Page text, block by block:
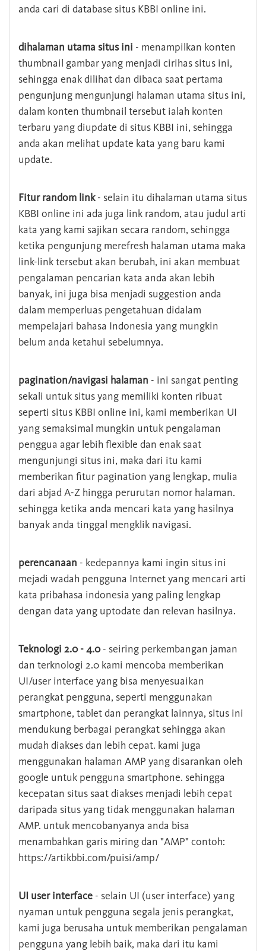
anda cari di database situs KBBI online ini.
dihalaman utama situs ini - menampilkan konten
thumbnail gambar yang menjadi cirihas situs ini,
sehingga enak dilihat dan dibaca saat pertama
pengunjung mengunjungi halaman utama situs ini,
dalam konten thumbnail tersebut ialah konten
terbaru yang diupdate di situs KBBI ini, sehingga
anda akan melihat update kata yang baru kami
update.
Fitur random link- selain itu dihalaman utama situs
KBBI online ini ada juga link random, atau judul arti
kata yang kami sajikan secara random, sehingga
ketika pengunjung merefresh halaman utama maka
link-link tersebut akan berubah, ini akan membuat
pengalaman pencarian kata anda akan lebih
banyak, ini juga bisa menjadi suggestion anda
dalam memperluas pengetahuan didalam
mempelajari bahasa Indonesia yang mungkin
belum anda ketahui sebelumnya.
pagination/navigasi halaman - ini sangat penting
sekali untuk situs yang memiliki konten ribuat
seperti situs KBBI online ini, kami memberikan UI
yang semaksimal mungkin untuk pengalaman
penggua agar lebih flexible dan enak saat
mengunjungi situs ini, maka dari itu kami
memberikan fitur pagination yang lengkap, mulia
dari abjad A-Z hingga perurutan nomor halaman.
sehingga ketika anda mencari kata yang hasilnya
banyak anda tinggal mengklik navigasi.
perencanaan - kedepannya kami ingin situs ini
mejadi wadah pengguna Internet yang mencari arti
kata pribahasa indonesia yang paling lengkap
dengan data yang uptodate dan relevan hasilnya.
Teknologi 2.0 - 4.0- seiring perkembangan jaman
dan terknologi 2.0 kami mencoba memberikan
UI/user interface yang bisa menyesuaikan
perangkat pengguna, seperti menggunakan
smartphone, tablet dan perangkat lainnya, situs ini
mendukung berbagai perangkat sehingga akan
mudah diakses dan lebih cepat. kami juga
menggunakan halaman AMP yang disarankan oleh
google untuk pengguna smartphone. sehingga
kecepatan situs saat diakses menjadi lebih cepat
daripada situs yang tidak menggunakan halaman
AMP. untuk mencobanyanya anda bisa
menambahkan garis miring dan "AMP" contoh:
https://artikbbi.com/puisi/amp/
UI user interface - selain UI (user interface) yang
nyaman untuk pengguna segala jenis perangkat,
kami juga berusaha untuk memberikan pengalaman
pengguna yang lebih baik, maka dari itu kami